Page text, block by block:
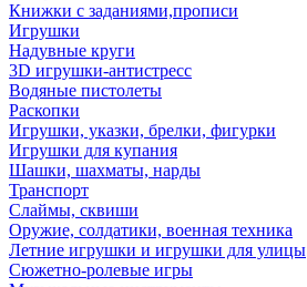
Книжки с заданиями,прописи
Игрушки
Надувные круги
3D игрушки-антистресс
Водяные пистолеты
Раскопки
Игрушки, указки, брелки, фигурки
Игрушки для купания
Шашки, шахматы, нарды
Транспорт
Слаймы, сквиши
Оружие, солдатики, военная техника
Летние игрушки и игрушки для улицы
Сюжетно-ролевые игры